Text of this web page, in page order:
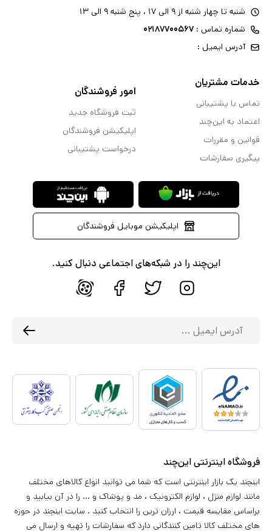
شنبه تا چهار شنبه از ۹ الی ۱۷ ، پنج شنبه ۹ الی ۱۳
شماره تماس : ۰۲۱۸۷۷۰۰۵۶۷
آدرس ایمیل :
خدمات مشتریان
تماس با پشتیبانی
اعتماد به این‌چند
قوانین و مقررات
پیگیری سفارشات
امور فروشندگان
ثبت فروشگاه جدید
اپلیکیشن فروشندگان
درخواست پشتیبانی
اپلیکیشن موبایل فروشندگان
این‌چند را در شبکه‌های اجتماعی دنبال کنید.
فروشگاه اینترنتی این‌چند
اینچند یک بازار اینترنتی است که شما می توانید انواع کالاهای مختلف
مانند لوازم منزل ، لوازم الکترونیک ، مد و پوشاک و ... را در آن بیابید و
براساس مقایسه قیمت ، ارزان ترین را انتخاب کنید . سایت اینچند در حوزه
های مختلف کالا تامین کنندگانی دارد که سفارشات را تهیه و ارسال می